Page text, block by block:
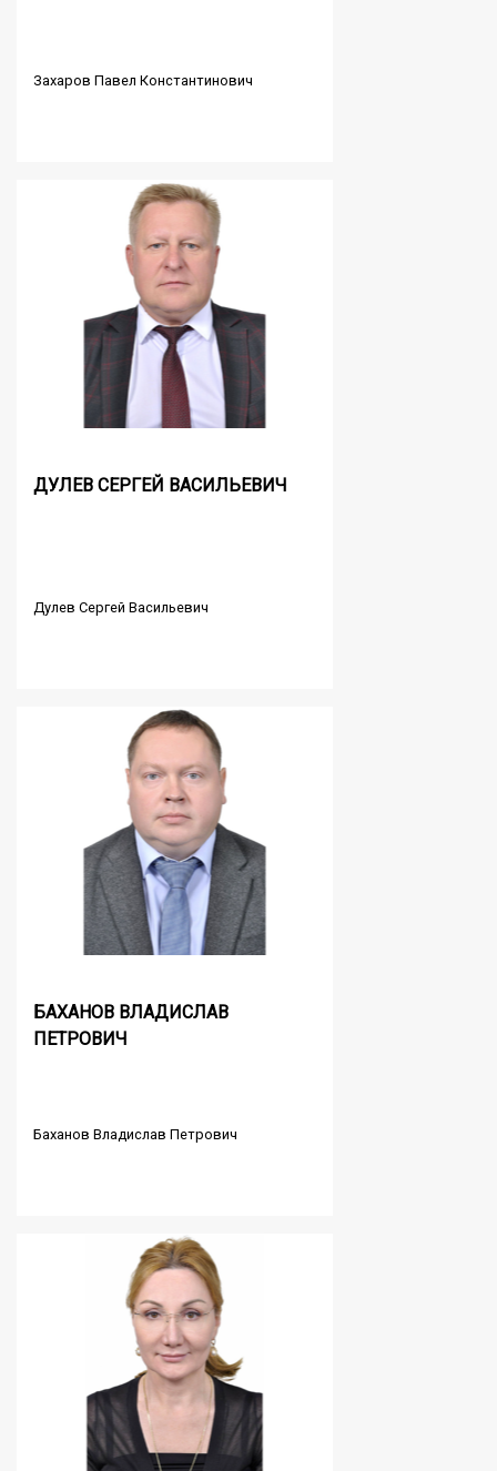
Захаров Павел Константинович
ДУЛЕВ СЕРГЕЙ ВАСИЛЬЕВИЧ
Дулев Сергей Васильевич
БАХАНОВ ВЛАДИСЛАВ
ПЕТРОВИЧ
Баханов Владислав Петрович